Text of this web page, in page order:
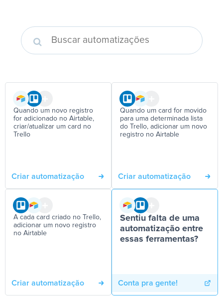
Quando um novo registro
for adicionado no Airtable,
criar/atualizar um card no
Trello
Criar automatização
Quando um card for movido
para uma determinada lista
do Trello, adicionar um novo
registro no Airtable
Criar automatização
A cada card criado no Trello,
adicionar um novo registro
no Airtable
Criar automatização
Sentiu falta de uma
automatização entre
essas ferramentas?
Conta pra gente!